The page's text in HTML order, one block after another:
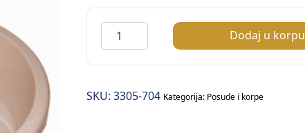
Posuda
/pvc/
–
količina
Dodaj u korpu
SKU: 3305-704 Kategorija: Posude i korpe